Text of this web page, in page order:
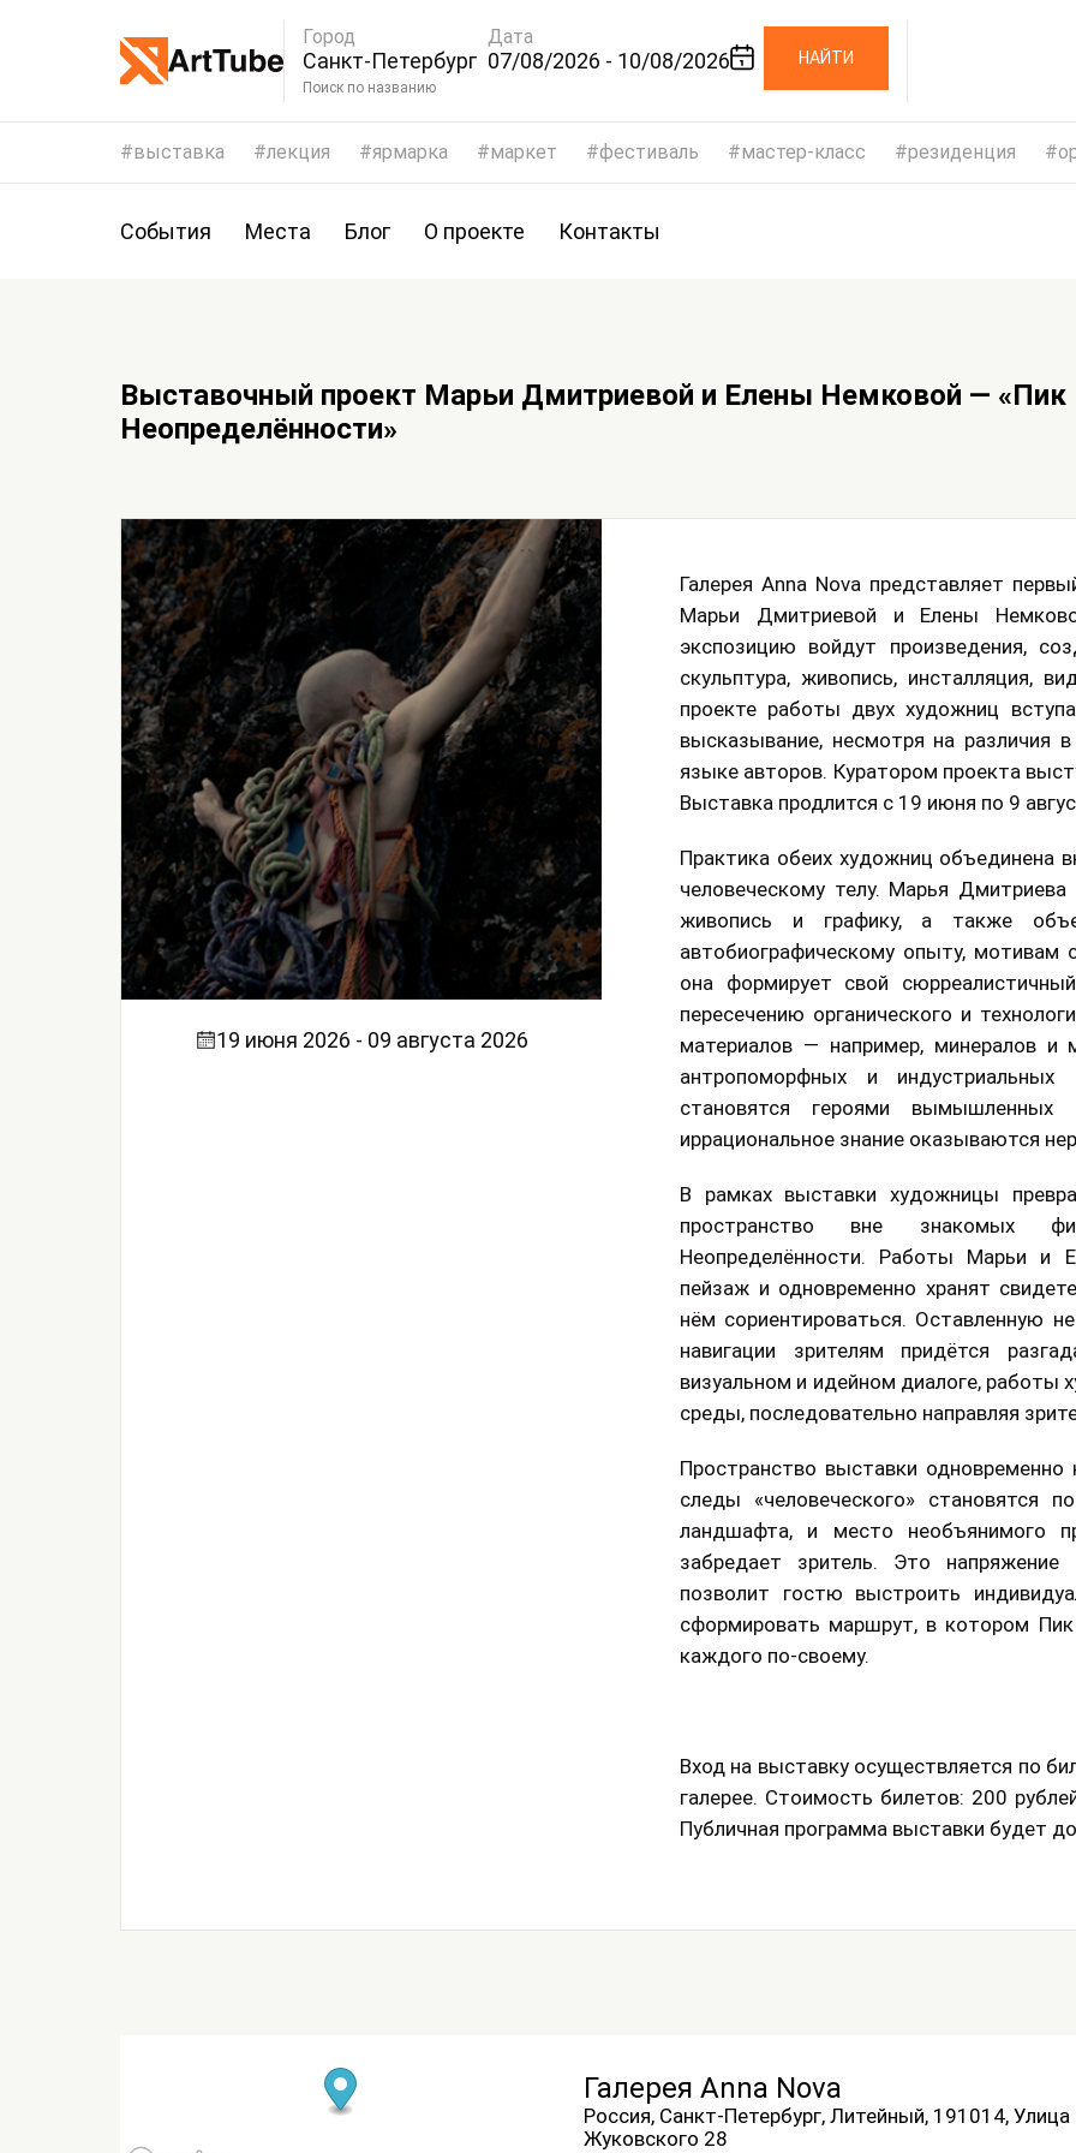
Город
Санкт-Петербург
Дата
07/08/2026 - 10/08/2026
Поиск по названию
НАЙТИ
выставка лекция ярмарка маркет фестиваль мастер-класс резиденция
События Места Блог О проекте Контакты
Выставочный проект Марьи Дмитриевой и Елены Немковой — «Пик
Неопределённости»
19 июня 2026 - 09 августа 2026
Галерея Anna Nova представляет
Марьи Дмитриевой и Елены
экспозицию войдут произведения,
скульптура, живопись, инсталляция,
проекте работы двух художниц
высказывание, несмотря на различия
языке авторов. Куратором проекта
Выставка продлится с 19 июня по 9
Практика обеих художниц объединена
человеческому телу. Марья
живопись и графику, а также
автобиографическому опыту, мотивам
она формирует свой
пересечению органического и
материалов — например, минералов
антропоморфных и
становятся героями
иррациональное знание оказываются
В рамках выставки художницы
пространство вне знакомых
Неопределённости. Работы Марьи и
пейзаж и одновременно хранят
нём сориентироваться. Оставленную
навигации зрителям придётся
визуальном и идейном диалоге, работы
среды, последовательно направляя
Пространство выставки
следы «человеческого» становятся
ландшафта, и место необъянимого
забредает зритель. Это
позволит гостю выстроить
сформировать маршрут, в котором
каждого по-своему.
Вход на выставку осуществляется по
галерее. Стоимость билетов: 200
Публичная программа выставки будет
Галерея Anna Nova
Россия, Санкт-Петербург, Литейный, 191014, Улица
Жуковского 28